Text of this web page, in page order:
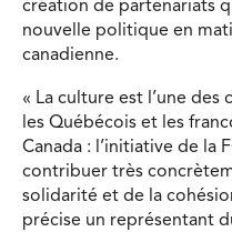
création de partenariats
nouvelle politique en
canadienne.
« La culture est l’une
les Québécois et les
Canada : l’initiative de la
contribuer très
solidarité et de la
précise un représentant